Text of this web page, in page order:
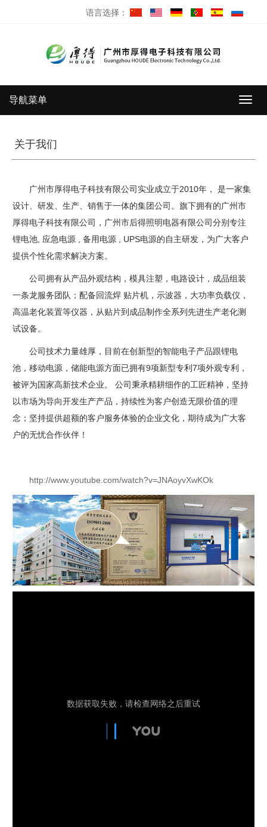
语言选择：
导
导航菜单
关于我们
广州市厚得电子科技有限公司实业成立于2010年， 是一家集
设计、研发、生产、销售于一体的集团公司。旗下拥有的广州市
厚得电子科技有限公司，广州市后得照明电器有限公司分别专注
锂电池, 应急电源 , 备用电源 , UPS电源的自主研发，为广大客户
提供个性化需求解决方案。
公司拥有从产品外观结构，模具注塑，电路设计，成品组装
一条龙服务团队；配备回流焊 贴片机，示波器，大功率负载仪，
高温老化装置等仪器，从贴片到成品制作全系列先进生产老化测
试设备。
公司技术力量雄厚，目前在创新型的智能电子产品跟锂电
池，移动电源，储能电源方面已拥有9项新型专利7项外观专利，
被评为国家高新技术企业。 公司秉承精耕细作的工匠精神，坚持
以市场为导向开发生产产品，持续性为客户创造无限价值的理
念；坚持提供超额的客户服务体验的企业文化，期待成为广大客
户的无忧合作伙伴！
http://www.youtube.com/watch?v=JNAoyvXwKOk